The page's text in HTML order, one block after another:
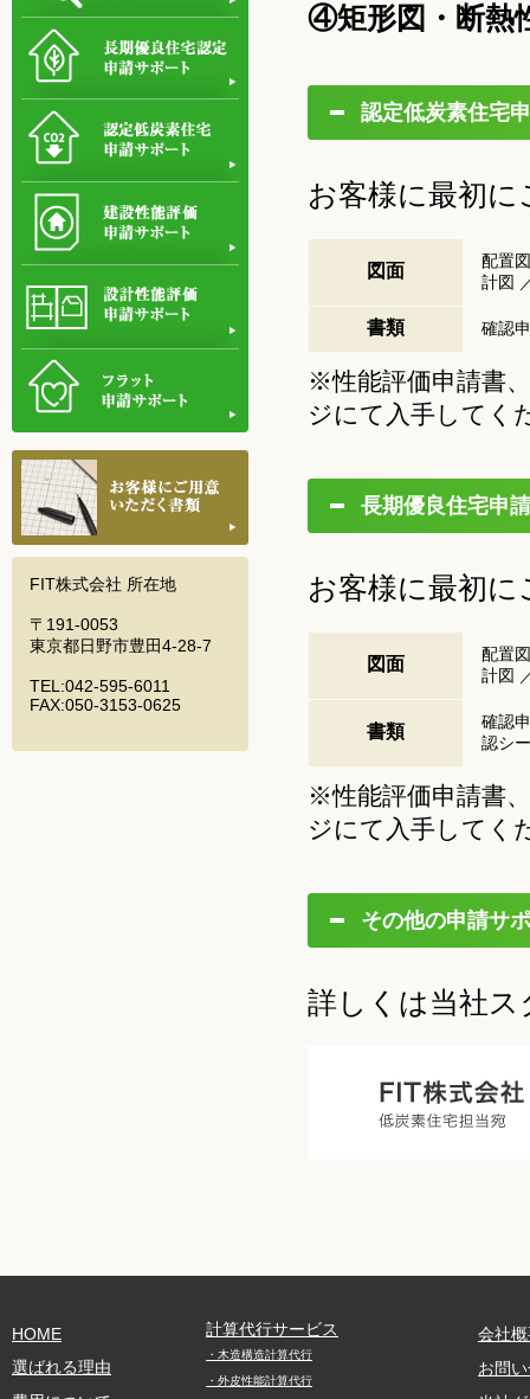
④矩形図・断熱
認定低炭素住宅
お客様に最初
図面
配置
計図
書類 確認
※性能評価申請書
ジにて入手してく
長期優良住宅申
お客様に最初
図面
配置
計図
書類
確認
認シ
※性能評価申請書
ジにて入手してく
その他の申請サ
詳しくは当社
FIT株式会社 所在地
〒191-0053
東京都日野市豊田4-28-7
TEL:042-595-6011
FAX:050-3153-0625
HOME
選ばれる理由
計算代行サービス
・木造構造計算代行
・外皮性能計算代行
会社
お問